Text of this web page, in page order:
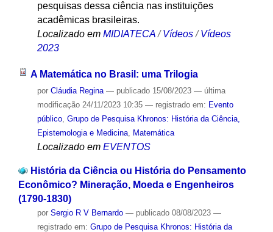
pesquisas dessa ciência nas instituições
acadêmicas brasileiras.
Localizado em MIDIATECA /Vídeos /Vídeos
2023
A Matemática no Brasil: uma Trilogia
por Cláudia Regina — publicado15/08/2023 — última
modificação24/11/2023 10:35 — registrado em: Evento
público, Grupo de Pesquisa Khronos: História da Ciência,
Epistemologia e Medicina, Matemática
Localizado em EVENTOS
História da Ciência ou História do Pensamento
Econômico? Mineração, Moeda e Engenheiros
(1790-1830)
por Sergio R V Bernardo — publicado08/08/2023 —
registrado em: Grupo de Pesquisa Khronos: História da